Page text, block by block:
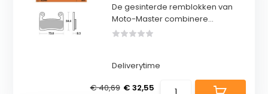
De gesinterde remblokken van
Moto-Master combinere...
Deliverytime
€ 40,69 € 32,55